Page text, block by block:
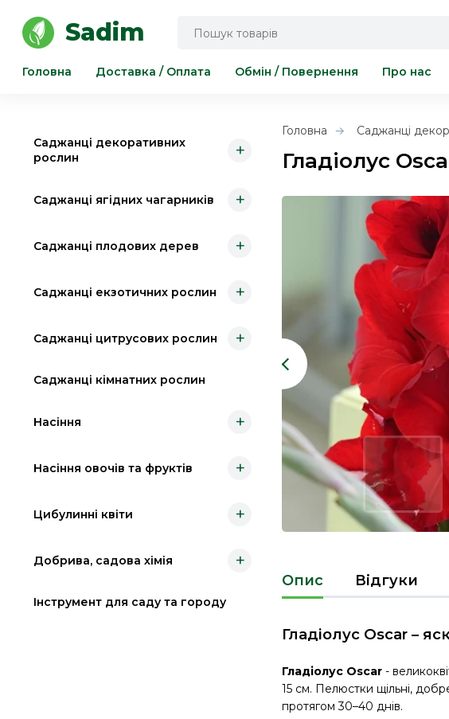
Sadim
Головна Доставка / Оплата Обмін / Повернення Про нас
Саджанці декоративних
рослин
+
Саджанці ягідних чагарників +
Саджанці плодових дерев +
Саджанці екзотичних рослин +
Саджанці цитрусових рослин +
Саджанці кімнатних рослин
Насіння +
Насіння овочів та фруктів +
Цибулинні квіти +
Добрива, садова хімія +
Інструмент для саду та городу
Головна Саджанці
Гладіолус
Опис Відгуки
Гладіолус Oscar –
Гладіолус Oscar -
15 см. Пелюстки щільні,
протягом 30–40 днів.